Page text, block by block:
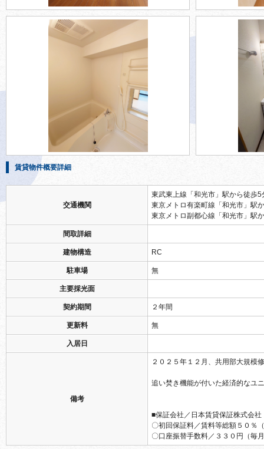
賃貸物件概要詳細
交通機関
東武東上線「和光市」駅から徒歩5
東京メトロ有楽町線「和光市」駅
東京メトロ副都心線「和光市」駅
間取詳細
建物構造 RC
駐車場 無
主要採光面
契約期間 ２年間
更新料 無
入居日
備考
２０２５年１２月、共用部大規模
追い焚き機能が付いた経済的なユ
■保証会社／日本賃貸保証株式会社
〇初回保証料／賃料等総額５０％
〇口座振替手数料／３３０円（毎